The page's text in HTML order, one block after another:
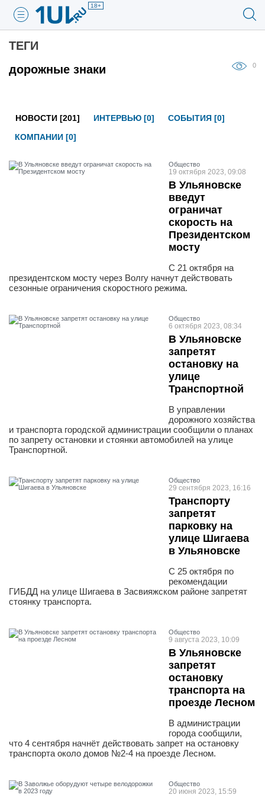
18+
ТЕГИ
дорожные знаки
0
НОВОСТИ [201] ИНТЕРВЬЮ [0]
СОБЫТИЯ [0]
КОМПАНИИ [0]
Общество
19 октября 2023, 09:08
В Ульяновске
введут
ограничат
скорость на
Президентском
мосту
С 21 октября на
президентском мосту через Волгу начнут действовать
сезонные ограничения скоростного режима.
Общество
6 октября 2023, 08:34
В Ульяновске
запретят
остановку на
улице
Транспортной
В управлении
дорожного хозяйства
и транспорта городской администрации сообщили о планах
по запрету остановки и стоянки автомобилей на улице
Транспортной.
Общество
29 сентября 2023, 16:16
Транспорту
запретят
парковку на
улице Шигаева
в Ульяновске
С 25 октября по
рекомендации
ГИБДД на улице Шигаева в Засвияжском районе запретят
стоянку транспорта.
Общество
9 августа 2023, 10:09
В Ульяновске
запретят
остановку
транспорта на
проезде Лесном
В администрации
города сообщили,
что 4 сентября начнёт действовать запрет на остановку
транспорта около домов №2-4 на проезде Лесном.
Общество
20 июня 2023, 15:59